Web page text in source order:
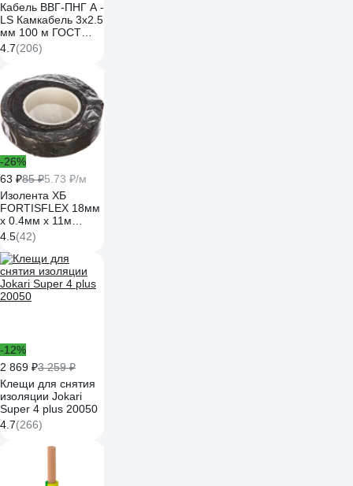
Кабель ВВГ-ПНГ А -
LS Камкабель 3x2.5
мм 100 м ГОСТ
1157К30HG00070А0100М
4.7(206)
-26%
63 ₽85 ₽5.73 ₽/м
Изолента ХБ
FORTISFLEX 18мм
х 0.4мм х 11м
черная 71242
4.5(42)
-12%
2 869 ₽3 259 ₽
Клещи для снятия
изоляции Jokari
Super 4 plus 20050
4.7(266)